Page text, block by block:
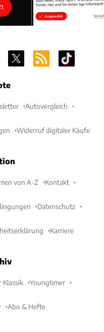
Autovergleich
Widerruf digitaler Käufe
von A-Z Kontakt
Datenschutz
Karriere
Klassik Youngtimer
Abo & Hefte